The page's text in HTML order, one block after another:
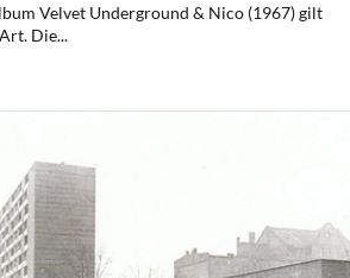
Velvet Underground & Nico (1967) gilt
Die...